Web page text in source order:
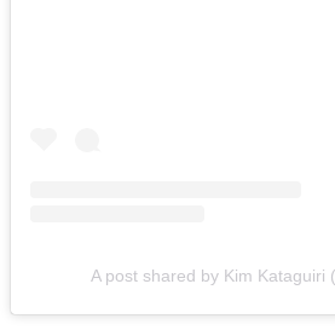
A post shared by Kim Kataguiri